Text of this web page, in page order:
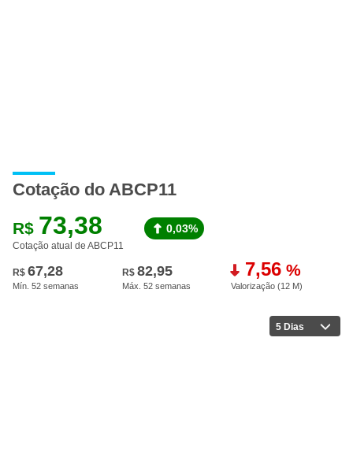
Cotação do ABCP11
R$ 73,38
Cotação atual de ABCP11
0,03%
R$ 67,28
Mín. 52 semanas
R$ 82,95
Máx. 52 semanas
7,56 %
Valorização (12 M)
5 Dias